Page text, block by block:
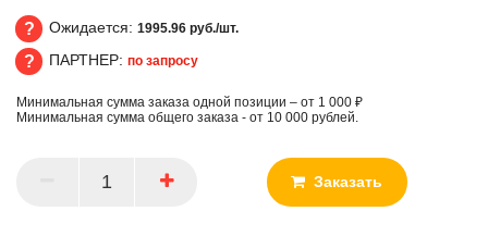
Ожидается
Ожидается: 1995.96 руб./шт.
ПАРТНЕР
ПАРТНЕР: по запросу
Минимальная сумма заказа одной позиции – от 1 000 ₽
Минимальная сумма общего заказа - от 10 000 рублей.
Заказать